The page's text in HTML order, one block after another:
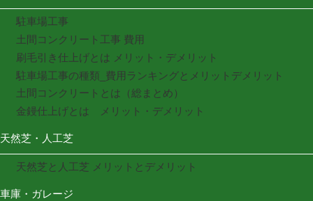
駐車場工事
土間コンクリート工事 費用
刷毛引き仕上げとは メリット・デメリット
駐車場工事の種類_費用ランキングとメリットデメリット
土間コンクリートとは（総まとめ）
金鏝仕上げとは メリット・デメリット
天然芝・人工芝
天然芝と人工芝 メリットとデメリット
車庫・ガレージ